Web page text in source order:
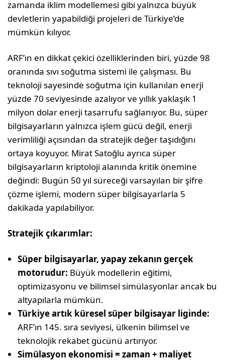
zaman­da iklim modellemesi gibi yalnızca büyük
devletlerin yapabildiği projeleri de Türki­ye’de
mümkün kılıyor.
ARF’ın en dikkat çekici özelliklerinden biri, yüzde 98
oranında sıvı soğutma sis­temi ile çalışması. Bu
teknoloji sayesinde soğutma için kullanılan enerji
yüzde 70 seviyesinde azalıyor ve yıllık yaklaşık 1
milyon dolar enerji tasarrufu sağlanıyor. Bu, süper
bilgisayarların yalnızca işlem gücü değil, enerji
verimliliği açısından da stratejik değer taşıdığını
ortaya koyuyor. Mirat Satoğlu ayrıca süper
bilgisayarların kriptoloji alanında kritik önemine
değin­di: Bugün 50 yıl süreceği varsayılan bir şifre
çözme işlemi, modern süper bilgisa­yarlarla 5
dakikada yapılabiliyor.
Stratejik çıkarımlar:
Süper bilgisayarlar, yapay zekanın gerçek
motorudur: Büyük modellerin eğitimi,
optimizasyonu ve bilimsel simülasyonlar ancak bu
altyapılarla mümkün.
Türkiye artık küresel süper bilgisayar liginde:
ARF’ın 145. sıra seviyesi, ülkenin bilimsel ve
teknolojik rekabet gücünü artırıyor.
Simülasyon ekonomisi = zaman + maliyet